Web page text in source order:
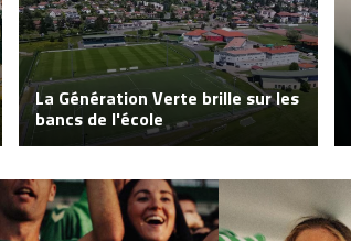
La Génération Verte brille sur les
bancs de l'école